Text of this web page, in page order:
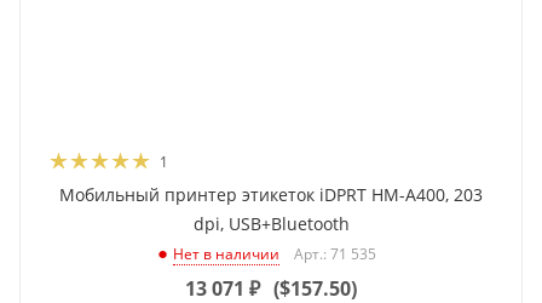
1
Мобильный принтер этикеток iDPRT HM-A400, 203
dpi, USB+Bluetooth
Нет в наличии Арт.: 71 535
13 071 ₽ ($157.50)